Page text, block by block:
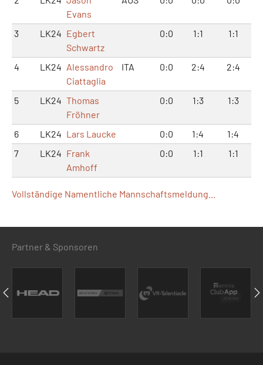
Evans
3 LK24 Egbert
Schwartz
0:0 1:1 1:1
4 LK24 Alessandro
Ciattaglia
ITA 0:0 2:4 2:4
5 LK24 Thomas
Fröhner
0:0 1:3 1:3
6 LK24 Lars Laucke 0:0 1:4
1:4
7
LK24 Frank
Amhoff
0:0 1:1 1:1
Vollständige Namentliche Mannschaftsmeldung...
Partner & Sponsoren